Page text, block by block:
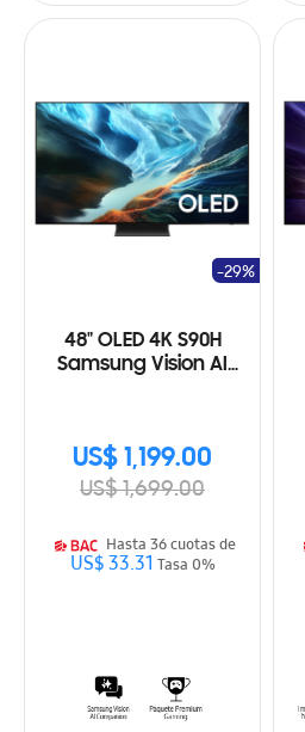
48" OLED 4K S90H
Samsung Vision AI
US$ 1,199.00
US$ 1,699.00
-29%
Hasta 36 cuotas de
US$ 33.31 Tasa 0%